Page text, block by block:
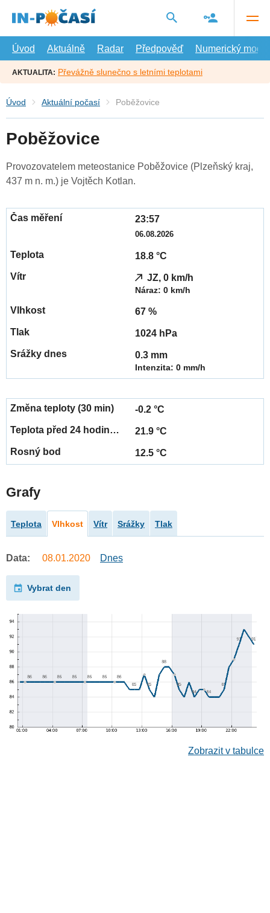
hlavní
Úvod
Aktuálně Radar Předpověď Numerický model
AKTUALITA: Převážně slunečno s letními teplotami
Úvod Aktuální počasí Poběžovice
Poběžovice
Provozovatelem meteostanice Poběžovice (Plzeňský kraj,
437 m n. m.) je Vojtěch Kotlan.
23:57
06.08.2026
18.8 °C
JZ, 0 km/h
Náraz: 0 km/h
67 %
1024 hPa
0.3 mm
Intenzita: 0 mm/h
-0.2 °C
21.9 °C
12.5 °C
Grafy
Teplota Vlhkost Vítr Srážky Tlak
Data: 08.01.2020 Dnes
Vybrat den
Zobrazit v tabulce